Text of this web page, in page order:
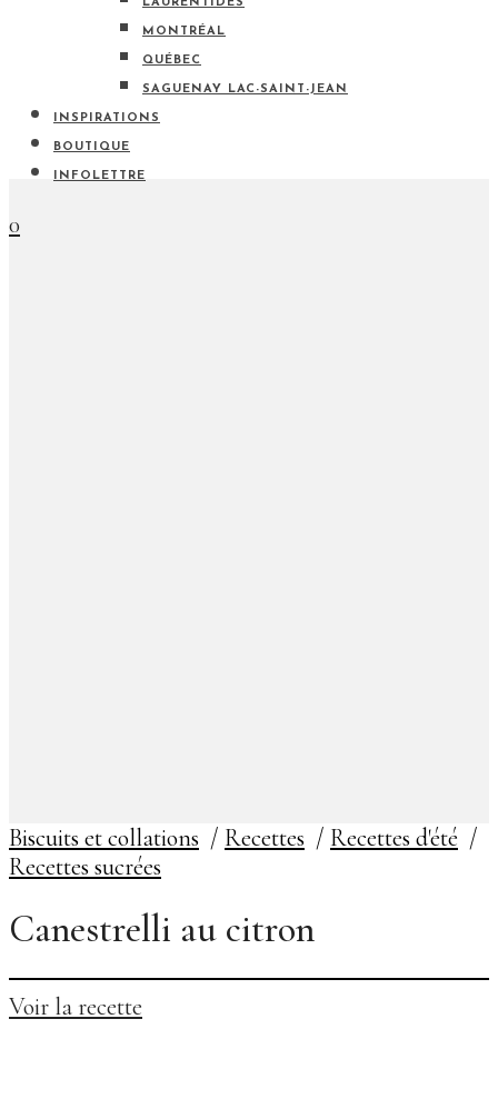
LAURENTIDES
MONTRÉAL
QUÉBEC
SAGUENAY LAC-SAINT-JEAN
INSPIRATIONS
BOUTIQUE
INFOLETTRE
0
Biscuits et collations / Recettes / Recettes d'été /
Recettes sucrées
Canestrelli au citron
Voir la recette